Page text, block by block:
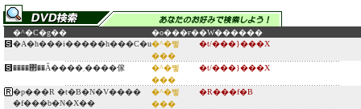
�^�C�g�� �o���ғ��W������
�A�h���i�����h���C�u�^�삫
���
�t/���}���X
����΂��Ă����܂����傢
�^�삫
���
�t/���}���X
�p���R �t�B�N�V����
�f���b�N�X��
�^�삫
���
�R���f�B